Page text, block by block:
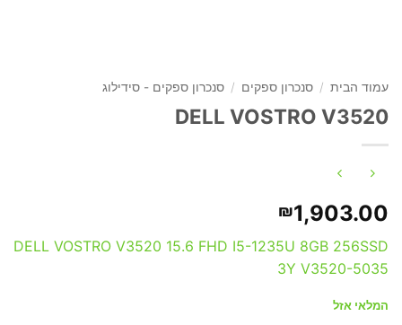
עמוד הבית / סנכרון ספקים / סנכרון ספקים - סידילוג
DELL VOSTRO V3520
₪1,903.00
DELL VOSTRO V3520 15.6 FHD I5-1235U 8GB 256SSD
3Y V3520-5035
המלאי אזל